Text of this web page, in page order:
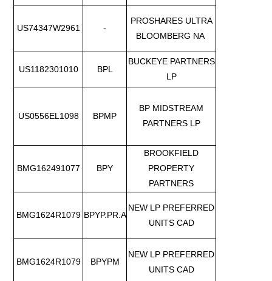
US74347W2961 -
PROSHARES ULTRA
BLOOMBERG NA
US1182301010 BPL
BUCKEYE PARTNERS
LP
US0556EL1098 BPMP
BP MIDSTREAM
PARTNERS LP
BMG162491077 BPY
BROOKFIELD
PROPERTY
PARTNERS
BMG1624R1079 BPYP.PR.A
NEW LP PREFERRED
UNITS CAD
BMG1624R1079 BPYPM
NEW LP PREFERRED
UNITS CAD